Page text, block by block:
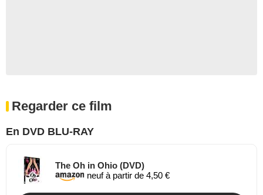
Regarder ce film
En DVD BLU-RAY
The Oh in Ohio (DVD)
neuf à partir de 4,50 €